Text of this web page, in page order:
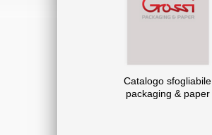
Catalogo sfogliabile
packaging & paper